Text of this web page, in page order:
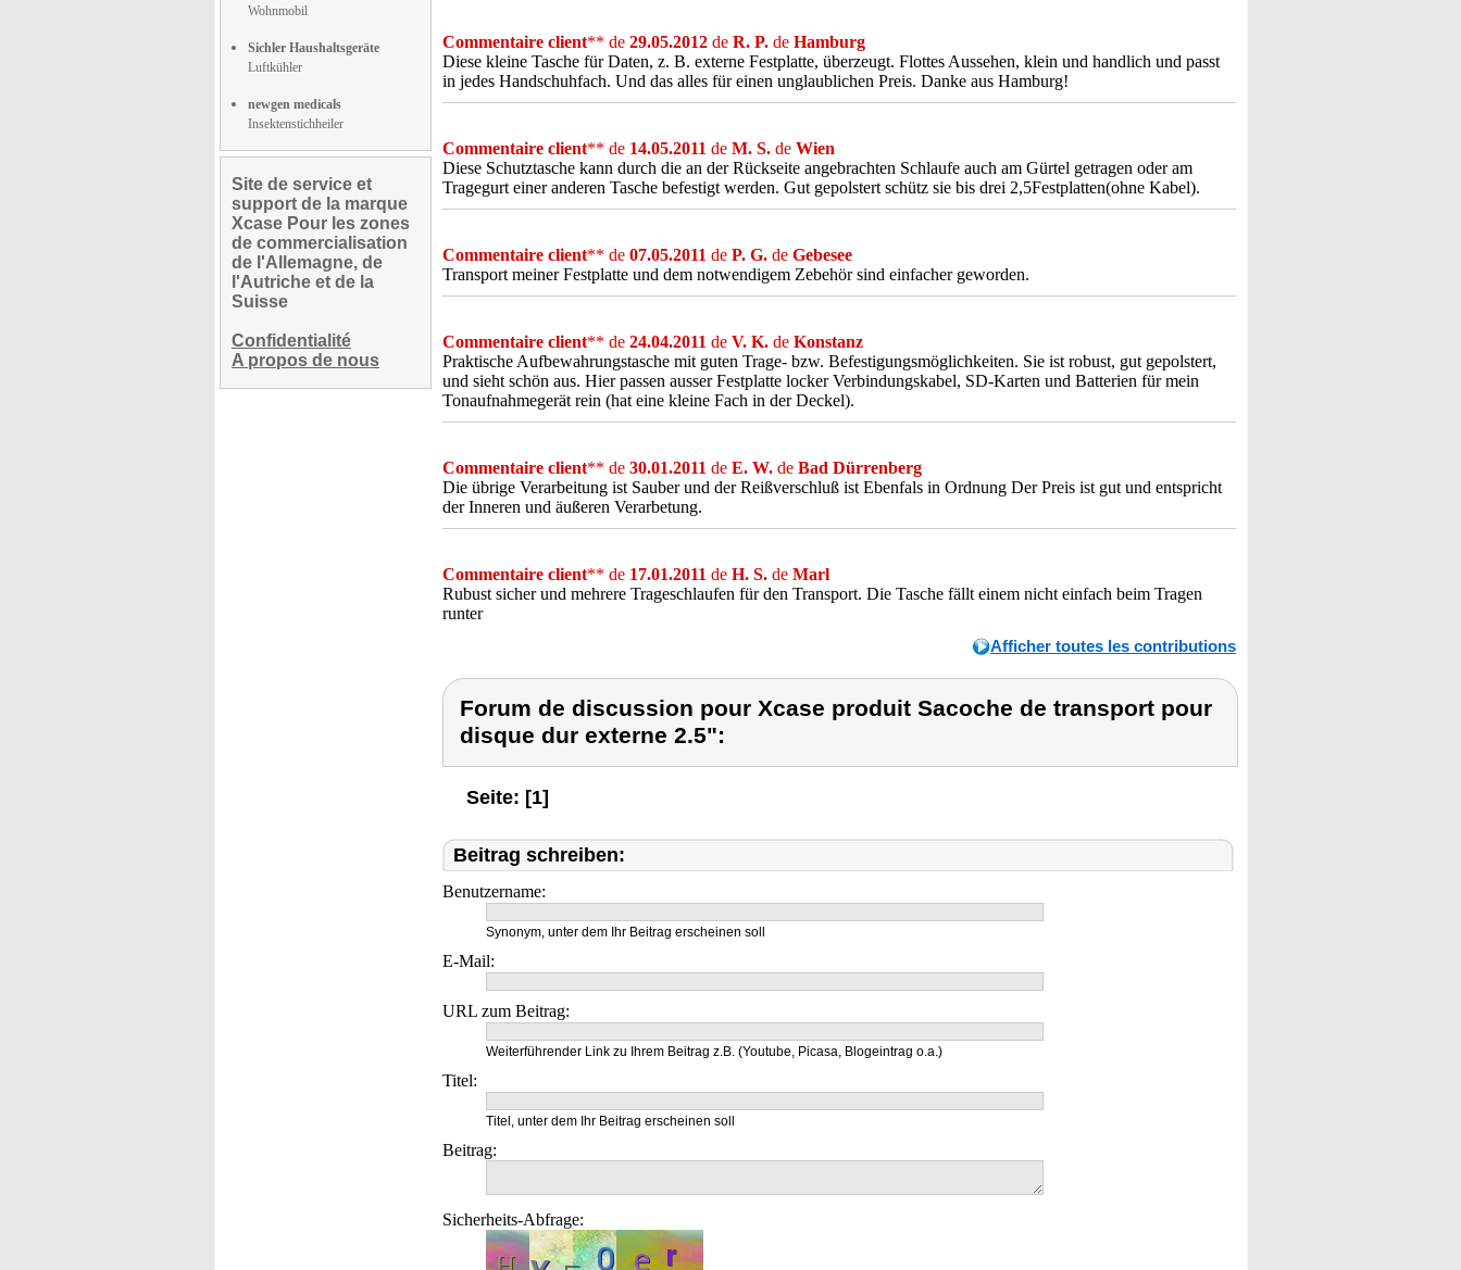
Wohnmobil
Sichler Haushaltsgeräte
Luftkühler
newgen medicals
Insektenstichheiler
Site de service et
support de la marque
Xcase Pour les zones
de commercialisation
de l'Allemagne, de
l'Autriche et de la
Suisse
Confidentialité
A propos de nous
Commentaire client** de 29.05.2012 de R. P. de Hamburg
Diese kleine Tasche für Daten, z. B. externe Festplatte, überzeugt. Flottes Aussehen, klein und handlich und passt
in jedes Handschuhfach. Und das alles für einen unglaublichen Preis. Danke aus Hamburg!
Commentaire client** de 14.05.2011 de M. S. de Wien
Diese Schutztasche kann durch die an der Rückseite angebrachten Schlaufe auch am Gürtel getragen oder am
Tragegurt einer anderen Tasche befestigt werden. Gut gepolstert schütz sie bis drei 2,5Festplatten(ohne Kabel).
Commentaire client** de 07.05.2011 de P. G. de Gebesee
Transport meiner Festplatte und dem notwendigem Zebehör sind einfacher geworden.
Commentaire client** de 24.04.2011 de V. K. de Konstanz
Praktische Aufbewahrungstasche mit guten Trage- bzw. Befestigungsmöglichkeiten. Sie ist robust, gut gepolstert,
und sieht schön aus. Hier passen ausser Festplatte locker Verbindungskabel, SD-Karten und Batterien für mein
Tonaufnahmegerät rein (hat eine kleine Fach in der Deckel).
Commentaire client** de 30.01.2011 de E. W. de Bad Dürrenberg
Die übrige Verarbeitung ist Sauber und der Reißverschluß ist Ebenfals in Ordnung Der Preis ist gut und entspricht
der Inneren und äußeren Verarbetung.
Commentaire client** de 17.01.2011 de H. S. de Marl
Rubust sicher und mehrere Trageschlaufen für den Transport. Die Tasche fällt einem nicht einfach beim Tragen
runter
Afficher toutes les contributions
Forum de discussion pour Xcase produit Sacoche de transport pour
disque dur externe 2.5":
Seite: [1]
Beitrag schreiben:
Benutzername:
Synonym, unter dem Ihr Beitrag erscheinen soll
E-Mail:
URL zum Beitrag:
Weiterführender Link zu Ihrem Beitrag z.B. (Youtube, Picasa, Blogeintrag o.a.)
Titel:
Titel, unter dem Ihr Beitrag erscheinen soll
Beitrag:
Sicherheits-Abfrage: